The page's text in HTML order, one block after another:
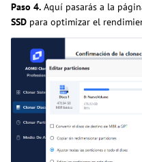
Paso 4. Aquí pasarás a la
SSD para optimizar el